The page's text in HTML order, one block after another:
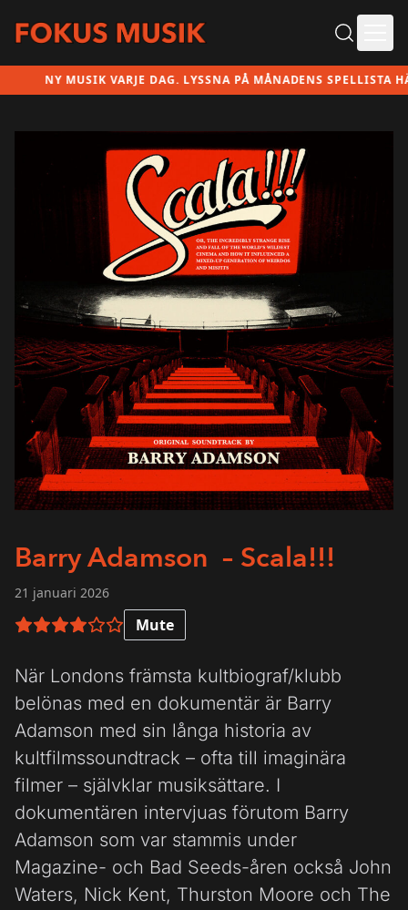
NY MUSIK VARJE DAG. LYSSNA PÅ MÅNADENS SPELLISTA HÄR!
Barry Adamson – Scala!!!
21 januari 2026
4 av 6 i betyg Mute
När Londons främsta kultbiograf/klubb
belönas med en dokumentär är Barry
Adamson med sin långa historia av
kultfilmssoundtrack – ofta till imaginära
filmer – självklar musiksättare. I
dokumentären intervjuas förutom Barry
Adamson som var stammis under
Magazine- och Bad Seeds-åren också John
Waters, Nick Kent, Thurston Moore och The